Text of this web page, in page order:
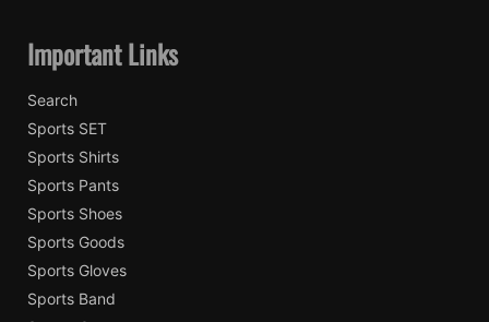
Important Links
Search
Sports SET
Sports Shirts
Sports Pants
Sports Shoes
Sports Goods
Sports Gloves
Sports Band